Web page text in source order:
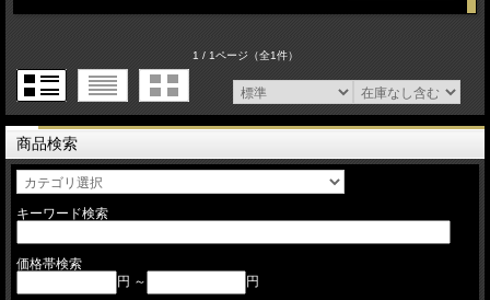
1 / 1ページ（全1件）
商品検索
キーワード検索
価格帯検索
円 ～
円